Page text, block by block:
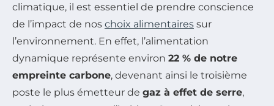
climatique, il est essentiel de prendre conscience
de l’impact de nos choix alimentaires sur
l’environnement. En effet, l’alimentation
dynamique représente environ 22 % de notre
empreinte carbone, devenant ainsi le troisième
poste le plus émetteur de gaz à effet de serre,